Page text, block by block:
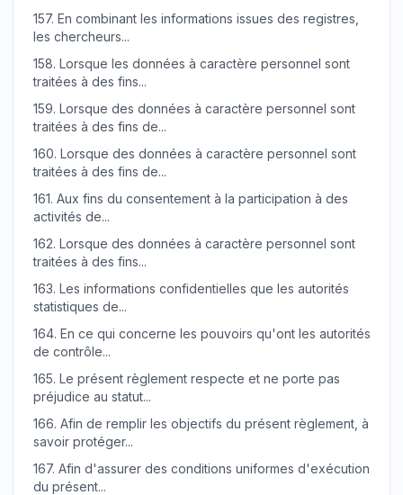
157. En combinant les informations issues des registres,
les chercheurs...
158. Lorsque les données à caractère personnel sont
traitées à des fins...
159. Lorsque des données à caractère personnel sont
traitées à des fins de...
160. Lorsque des données à caractère personnel sont
traitées à des fins de...
161. Aux fins du consentement à la participation à des
activités de...
162. Lorsque des données à caractère personnel sont
traitées à des fins...
163. Les informations confidentielles que les autorités
statistiques de...
164. En ce qui concerne les pouvoirs qu'ont les autorités
de contrôle...
165. Le présent règlement respecte et ne porte pas
préjudice au statut...
166. Afin de remplir les objectifs du présent règlement, à
savoir protéger...
167. Afin d'assurer des conditions uniformes d'exécution
du présent...